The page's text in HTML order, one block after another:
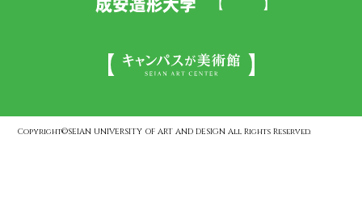
Copyright©SEIAN UNIVERSITY OF ART AND DESIGN All Rights Reserved.